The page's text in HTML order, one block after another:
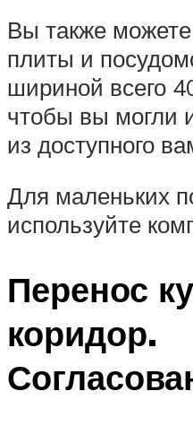
Вы также
плиты и
шириной всего
чтобы вы могли
из доступного
Для маленьких
используйте
Перенос
коридор.